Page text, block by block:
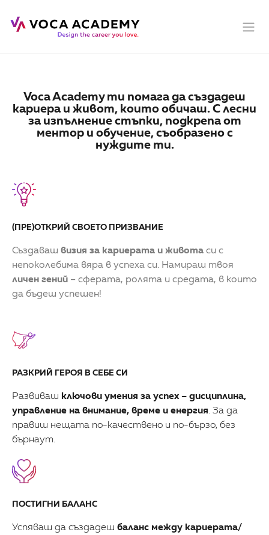
Voca Academy ти помага да създадеш
кариера и живот, които обичаш. С лесни
за изпълнение стъпки, подкрепа от
ментор и обучение, съобразено с
нуждите ти.
(ПРЕ)ОТКРИЙ СВОЕТО ПРИЗВАНИЕ
Създаваш визия за кариерата и живота си с
непоколебима вяра в успеха си. Намираш твоя
личен гений – сферата, ролята и средата, в които
да бъдеш успешен!
РАЗКРИЙ ГЕРОЯ В СЕБЕ СИ
Развиваш ключови умения за успех – дисциплина,
управление на внимание, време и енергия. За да
правиш нещата по-качествено и по-бързо, без
бърнаут.
ПОСТИГНИ БАЛАНС
Успяваш да създадеш баланс между кариерата/